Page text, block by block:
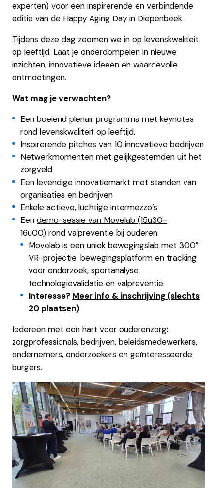
experten) voor een inspirerende en verbindende
editie van de Happy Aging Day in Diepenbeek.
Tijdens deze dag zoomen we in op levenskwaliteit
op leeftijd. Laat je onderdompelen in nieuwe
inzichten, innovatieve ideeën en waardevolle
ontmoetingen.
Wat mag je verwachten?
Een boeiend plenair programma met keynotes
rond levenskwaliteit op leeftijd.
Inspirerende pitches van 10 innovatieve bedrijven
Netwerkmomenten met gelijkgestemden uit het
zorgveld
Een levendige innovatiemarkt met standen van
organisaties en bedrijven
Enkele actieve, luchtige intermezzo’s
Een demo-sessie van Movelab (15u30-
16u00) rond valpreventie bij ouderen
Movelab is een uniek bewegingslab met 300°
VR-projectie, bewegingsplatform en tracking
voor onderzoek, sportanalyse,
technologievalidatie en valpreventie.
Interesse? Meer info & inschrijving (slechts
20 plaatsen)
Iedereen met een hart voor ouderenzorg:
zorgprofessionals, bedrijven, beleidsmedewerkers,
ondernemers, onderzoekers en geïnteresseerde
burgers.